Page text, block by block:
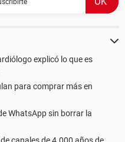
explicó lo que es
para comprar más en
WhatsApp sin borrar la